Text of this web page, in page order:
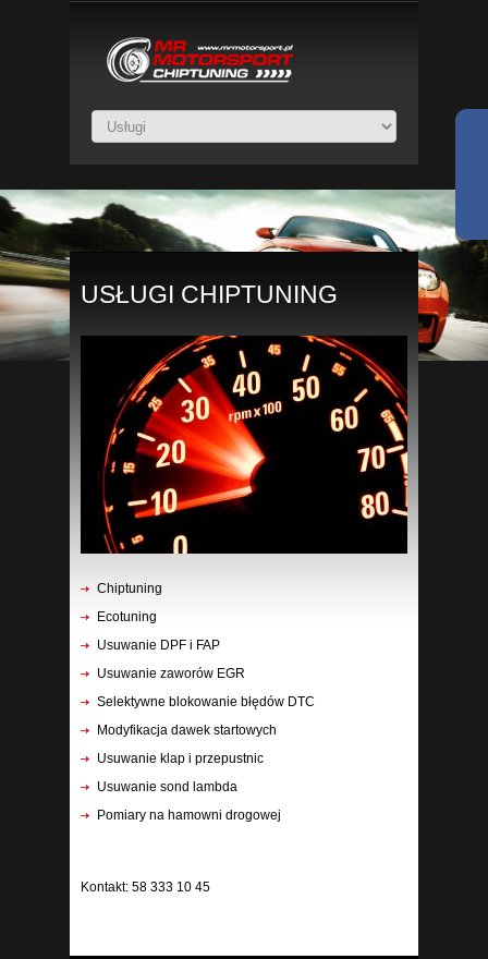
USŁUGI CHIPTUNING
Chiptuning
Ecotuning
Usuwanie DPF i FAP
Usuwanie zaworów EGR
Selektywne blokowanie błędów DTC
Modyfikacja dawek startowych
Usuwanie klap i przepustnic
Usuwanie sond lambda
Pomiary na hamowni drogowej
Kontakt: 58 333 10 45